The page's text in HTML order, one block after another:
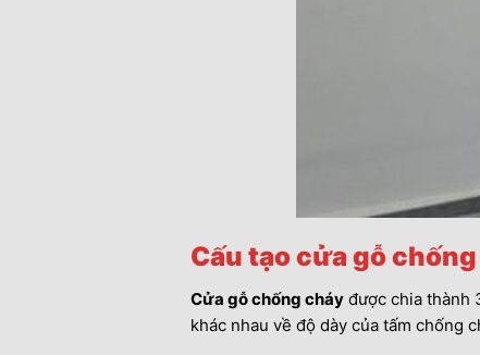
Cấu tạo cửa gỗ
Cửa gỗ chống cháyđược chia thành
khác nhau về độ dày của tấm chống